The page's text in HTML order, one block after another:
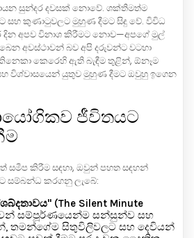
සුන්දර දවසක් නොවේ. ශක්තිමත්ම
සහ කුණාටුවලට මුහුණ දීමට සිදු වේ. විවිධ
දින අපව විනාශ කිරීමට නොව—අපගේ මුල්
අවස්ථාවන් බව අපි දරුවන්ට වටහා
කෙරෙහි ඇති බැඳීම තුළින්, ඕනෑම
විශ්වාසයෙන් යුතුව මුහුණ දීමට ඔවුහු ඉගෙන
ජීවිතයට
සමීප කිරීම සඳහා, ඔවුන් පහත සඳහන්
සම්බන්ධ කරගනු ලැබේ:
(The Silent Minute
සම්පූර්ණයෙන්ම සන්සුන්ව සහ
තමන්ගේම සිතුවිලිවලට සහ දෙවියන්